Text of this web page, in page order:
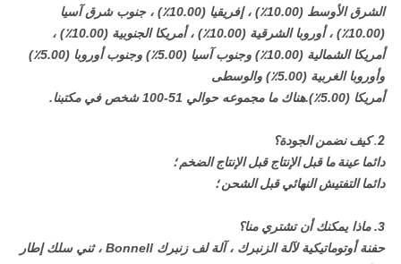
الشرق الأوسط (10.00٪) ، إفريقيا (10.00٪) ، جنوب شرق آسيا
(10.00٪) ، أوروبا الشرقية (10.00٪) ، أمريكا الجنوبية (10.00٪) ،
أمريكا الشمالية (10.00٪) وجنوب آسيا (5.00٪) وجنوب أوروبا (5.00٪)
وأوروبا الغربية (5.00٪) والوسطى
أمريكا (5.00٪).هناك ما مجموعه حوالي 51-100 شخص في مكتبنا.
2. كيف نضمن الجودة؟
دائما عينة ما قبل الإنتاج قبل الإنتاج الضخم ؛
دائما التفتيش النهائي قبل الشحن ؛
3. ماذا يمكنك أن تشتري منا؟
حفنة أوتوماتيكية لآلة الزنبرك ، آلة لف زنبرك Bonnell ، ثني سلك إطار